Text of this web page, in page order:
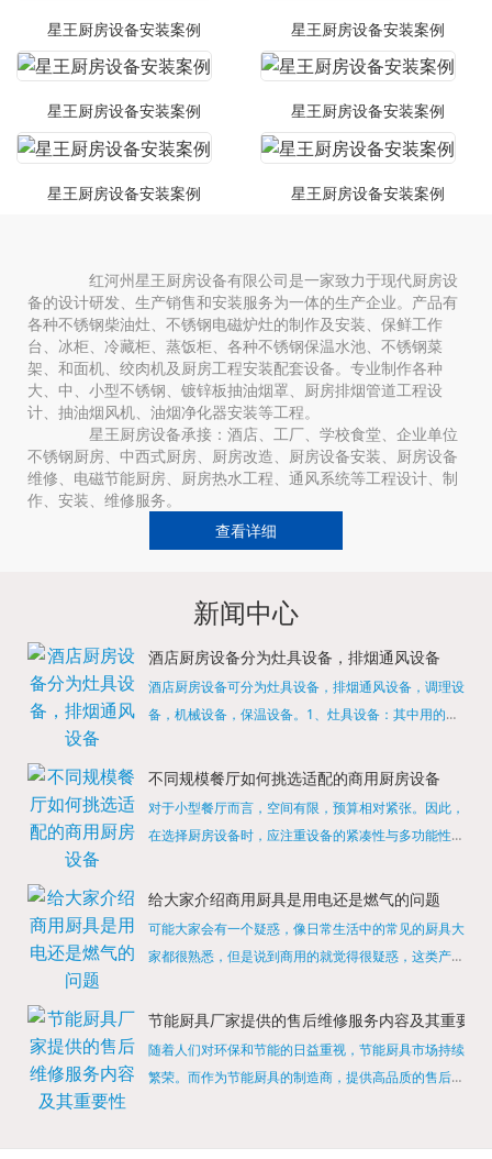
星王厨房设备安装案例 星王厨房设备安装案例
星王厨房设备安装案例 星王厨房设备安装案例
星王厨房设备安装案例 星王厨房设备安装案例
红河州星王厨房设备有限公司是一家致力于现代厨房设
备的设计研发、生产销售和安装服务为一体的生产企业。产品有
各种不锈钢柴油灶、不锈钢电磁炉灶的制作及安装、保鲜工作
台、冰柜、冷藏柜、蒸饭柜、各种不锈钢保温水池、不锈钢菜
架、和面机、绞肉机及厨房工程安装配套设备。专业制作各种
大、中、小型不锈钢、镀锌板抽油烟罩、厨房排烟管道工程设
计、抽油烟风机、油烟净化器安装等工程。
星王厨房设备承接：酒店、工厂、学校食堂、企业单位
不锈钢厨房、中西式厨房、厨房改造、厨房设备安装、厨房设备
维修、电磁节能厨房、厨房热水工程、通风系统等工程设计、制
作、安装、维修服务。
查看详细
新闻中心
酒店厨房设备分为灶具设备，排烟通风设备
酒店厨房设备可分为灶具设备，排烟通风设备，调理设
备，机械设备，保温设备。1、灶具设备：其中用的较
缺少的，经过相关检测证明的合格设备才能进行使用，
不同规模餐厅如何挑选适配的商用厨房设备
对于小型餐厅而言，空间有限，预算相对紧张。因此，
在选择厨房设备时，应注重设备的紧凑性与多功能性。
烹饪设备，既能节省空间，又能满足多样化的烹饪需
给大家介绍商用厨具是用电还是燃气的问题
可能大家会有一个疑惑，像日常生活中的常见的厨具大
家都很熟悉，但是说到商用的就觉得很疑惑，这类产品
店用的就是商用的吗?还真别说，真被大家猜对了，这
节能厨具厂家提供的售后维修服务内容及其重要性
随着人们对环保和节能的日益重视，节能厨具市场持续
繁荣。而作为节能厨具的制造商，提供高品质的售后维